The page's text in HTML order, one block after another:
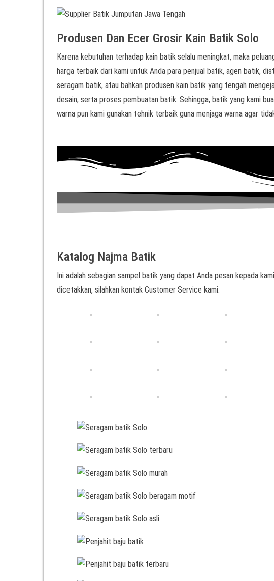
Produsen Dan Ecer Grosir Kain Batik Solo
Karena kebutuhan terhadap kain batik selalu meningkat, maka
harga terbaik dari kami untuk Anda para penjual batik, agen batik,
seragam batik, atau bahkan produsen kain batik yang tengah
desain, serta proses pembuatan batik. Sehingga, batik yang kami
warna pun kami gunakan tehnik terbaik guna menjaga warna agar
Katalog Najma Batik
Ini adalah sebagian sampel batik yang dapat Anda pesan kepada
dicetakkan, silahkan kontak Customer Service kami.